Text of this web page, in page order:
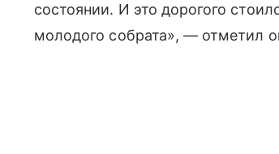
состоянии. И это дорогого
молодого собрата», — отметил